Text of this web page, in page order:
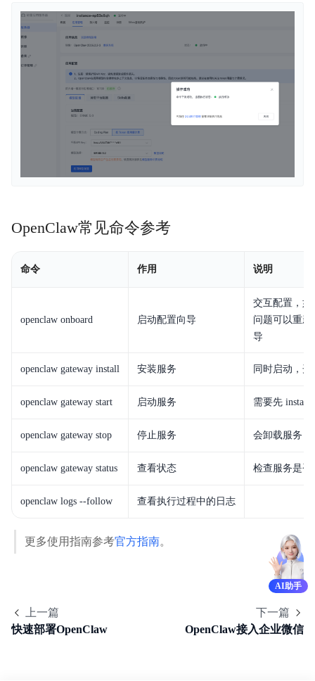
OpenClaw常见命令参考
命令 作用 说明
openclaw onboard 启动配置向导
交互配置，如
问题可以重新
导
openclaw gateway install 安装服务 同时启动，
openclaw gateway start 启动服务 需要先 install
openclaw gateway stop 停止服务 会卸载服务
openclaw gateway status 查看状态 检查服务是否
openclaw logs --follow 查看执行过程中的日志
更多使用指南参考官方指南。
上一篇
快速部署OpenClaw
下一篇
OpenClaw接入企业微信
AI助手